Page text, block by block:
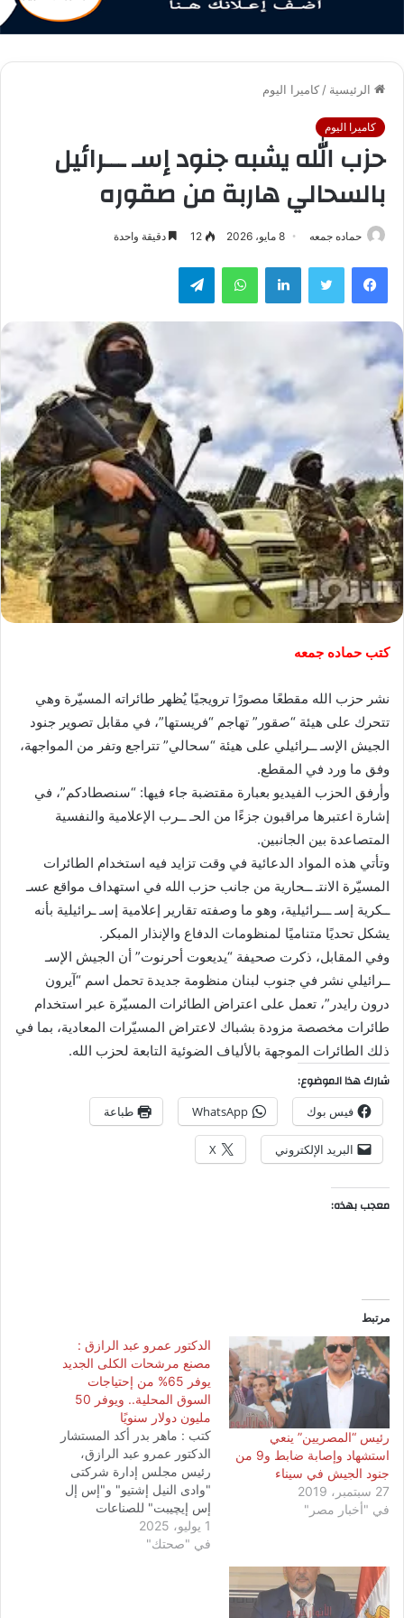
الرئيسية / كاميرا اليوم
كاميرا اليوم
حزب الله يشبه جنود إسـ ـــرائيل
بالسحالي هاربة من صقوره
حماده جمعه 8 مايو، 2026 12 دقيقة واحدة
فيسبوك تويتر لينكدإن واتساب تيلقرام
كتب حماده جمعه
نشر حزب الله مقطعًا مصورًا ترويجيًا يُظهر طائراته المسيّرة وهي
تتحرك على هيئة “صقور” تهاجم “فريستها”، في مقابل تصوير جنود
الجيش الإسـ ــرائيلي على هيئة “سحالي” تتراجع وتفر من المواجهة،
وفق ما ورد في المقطع.
وأرفق الحزب الفيديو بعبارة مقتضبة جاء فيها: “سنصطادكم”، في
إشارة اعتبرها مراقبون جزءًا من الحـ ــرب الإعلامية والنفسية
المتصاعدة بين الجانبين.
وتأتي هذه المواد الدعائية في وقت تزايد فيه استخدام الطائرات
المسيّرة الانتـ ــحارية من جانب حزب الله في استهداف مواقع عسـ
ــكرية إسـ ـــرائيلية، وهو ما وصفته تقارير إعلامية إسـ ـرائيلية بأنه
يشكل تحديًا متناميًا لمنظومات الدفاع والإنذار المبكر.
وفي المقابل، ذكرت صحيفة “يديعوت أحرنوت” أن الجيش الإسـ
ــرائيلي نشر في جنوب لبنان منظومة جديدة تحمل اسم “آيرون
درون رايدر”، تعمل على اعتراض الطائرات المسيّرة عبر استخدام
طائرات مخصصة مزودة بشباك لاعتراض المسيّرات المعادية، بما في
ذلك الطائرات الموجهة بالألياف الضوئية التابعة لحزب الله.
شارك هذا الموضوع:
فيس بوك WhatsApp طباعة
البريد الإلكتروني X
معجب بهذه:
مرتبط
رئيس “المصريين” ينعي
استشهاد وإصابة ضابط و9 من
جنود الجيش في سيناء
27 سبتمبر، 2019
في "أخبار مصر"
الدكتور عمرو عبد الرازق :
مصنع مرشحات الكلى الجديد
يوفر 65% من إحتياجات
السوق المحلية.. ويوفر 50
مليون دولار سنويًا
كتب : ماهر بدر أكد المستشار
الدكتور عمرو عبد الرازق،
رئيس مجلس إدارة شركتى
"وادى النيل إشتيو" و"إس إل
إس إيچيبت" للصناعات
الدوائية، أنه قد تم الإنتهاء من
إنشاء مصنع جديد متخصص فى
1 يوليو، 2025
في "صحتك"